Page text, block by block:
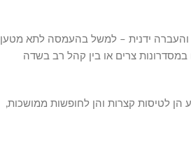
והעברה ידנית – למשל בהעמסה לתא מטען
לנווט את המזוודה גם במסדרונות צרים או בין קהל רב בשדה
לטיסות קצרות והן לחופשות ממושכות,